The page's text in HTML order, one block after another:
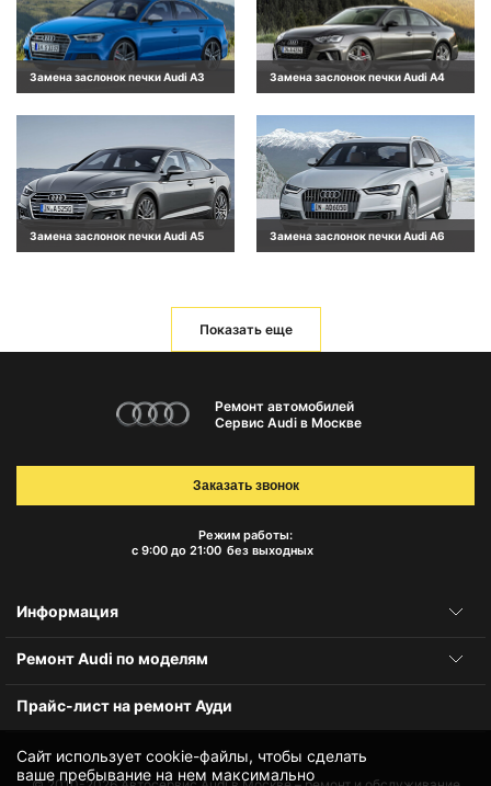
Замена заслонок печки Audi A3 Замена заслонок печки Audi A4
Замена заслонок печки Audi A5 Замена заслонок печки Audi A6
Показать еще
Сайт использует cookie-файлы, чтобы сделать
ваше пребывание на нем максимально
Ремонт автомобилей
Сервис Audi в Москве
Режим работы:
с 9:00 до 21:00 без выходных
Заказать звонок
Информация
Ремонт Audi по моделям
Прайс-лист на ремонт Ауди